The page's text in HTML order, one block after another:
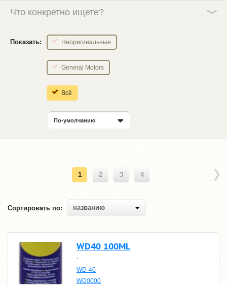
Что конкретно ищете?
Показать: Неоригинальные
General Motors
Всё
По-умолчанию
1 2 3 4
Сортировать по: названию
WD40 100ML
-
WD-40
WD0000